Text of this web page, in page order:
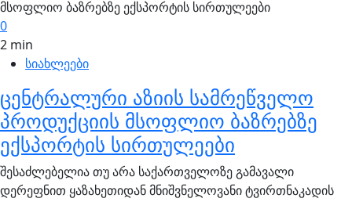
0
2 min
სიახლეები
ცენტრალური აზიის სამრეწველო
პროდუქციის მსოფლიო ბაზრებზე
ექსპორტის სირთულეები
შესაძლებელია თუ არა საქართველოზე გამავალი
დერეფნით ყაზახეთიდან მნიშვნელოვანი ტვირთნაკადის